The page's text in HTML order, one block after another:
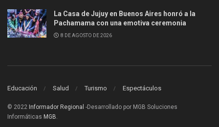
La Casa de Jujuy en Buenos Aires honró a la
Pachamama con una emotiva ceremonia
8 DE AGOSTO DE 2026
Educación Salud Turismo Espectáculos
© 2022 Informador Regional -Desarrollado por MGB Soluciones
Informáticas MGB.